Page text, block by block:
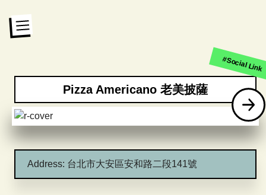
Pizza Americano 老美披薩
Address: 台北市大安區安和路二段141號
#Social Link